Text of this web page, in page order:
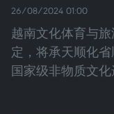
26/08/2024 01:00
越南文化体育与旅
定，将承天顺化
国家级非物质文